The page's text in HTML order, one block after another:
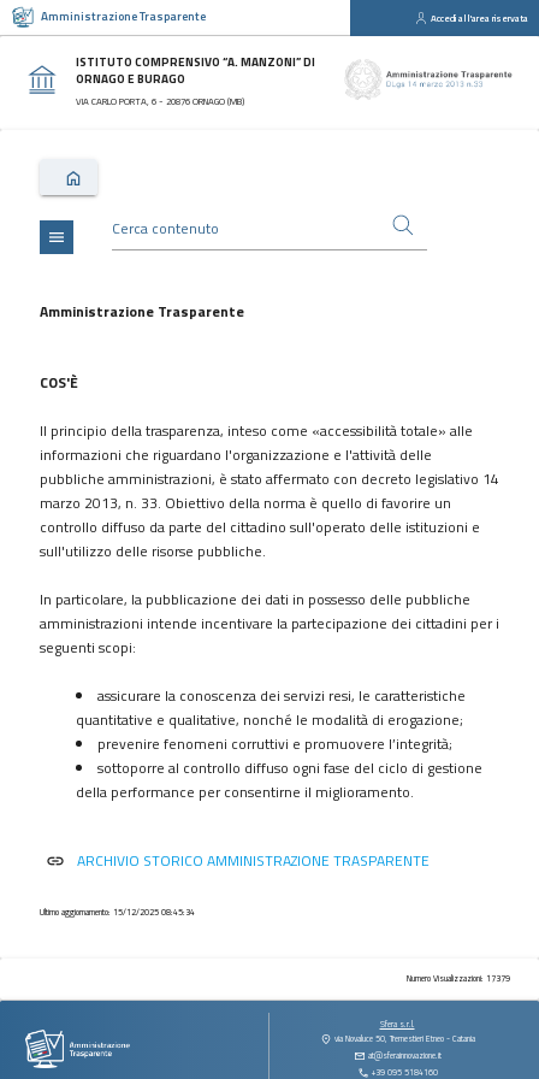
Amministrazione Trasparente Accedi all'area riservata
ISTITUTO COMPRENSIVO “A. MANZONI” DI
ORNAGO E BURAGO
VIA CARLO PORTA, 6 - 20876 ORNAGO (MB)
Sezioni
Disposizioni
Generali
Consulenti
collaboratori
Bandi
Performance
Enti
controllati
Attività
e
procedimenti
Controlli
sulle
contratti
contributi
vantaggi
immobili
e
menu
Amministrazione Trasparente
COS'È
Il principio della trasparenza, inteso come «accessibilità totale» alle
informazioni che riguardano l'organizzazione e l'attività delle
pubbliche amministrazioni, è stato affermato con decreto legislativo 14
marzo 2013, n. 33. Obiettivo della norma è quello di favorire un
controllo diffuso da parte del cittadino sull'operato delle istituzioni e
sull'utilizzo delle risorse pubbliche.
In particolare, la pubblicazione dei dati in possesso delle pubbliche
amministrazioni intende incentivare la partecipazione dei cittadini per i
seguenti scopi:
assicurare la conoscenza dei servizi resi, le caratteristiche
quantitative e qualitative, nonché le modalità di erogazione;
prevenire fenomeni corruttivi e promuovere l’integrità;
sottoporre al controllo diffuso ogni fase del ciclo di gestione
della performance per consentirne il miglioramento.
link ARCHIVIO STORICO AMMINISTRAZIONE TRASPARENTE
Ultimo aggiornamento: 15/12/2025 08:45:34
Numero Visualizzazioni: 17379
Sfera s.r.l.
via Novaluce 50, Tremestieri Etneo - Catania
at@sferainnovazione.it
+39 095 5184160